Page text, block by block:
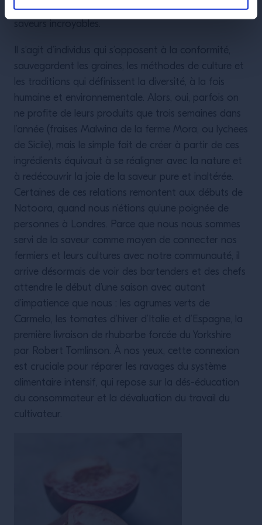
écosystèmes et la production de nourriture aux
Il s’agit d’individus qui s’opposent à la conformité,
sauvegardent les graines, les méthodes de culture et
les traditions qui définissent la diversité, à la fois
humaine et environnementale. Alors, oui, parfois on
ne profite de leurs produits que trois semaines dans
l’année (fraises Malwina de la ferme Mora, ou lychees
de Sicile), mais le simple fait de créer à partir de ces
ingrédients équivaut à se réaligner avec la nature et
à redécouvrir la joie de la saveur pure et inaltérée.
Certaines de ces relations remontent aux débuts de
Natoora, quand nous n’étions qu’une poignée de
personnes à Londres. Parce que nous nous sommes
servi de la saveur comme moyen de connecter nos
fermiers et leurs cultures avec notre communauté, il
arrive désormais de voir des bartenders et des chefs
attendre le début d’une saison avec autant
d’impatience que nous : les agrumes verts de
Carmelo, les tomates d’hiver d’Italie et d’Espagne, la
première livraison de rhubarbe forcée du Yorkshire
par Robert Tomlinson. À nos yeux, cette connexion
est cruciale pour réparer les ravages du système
alimentaire intensif, qui repose sur la dés-éducation
du consommateur et la dévaluation du travail du
cultivateur.